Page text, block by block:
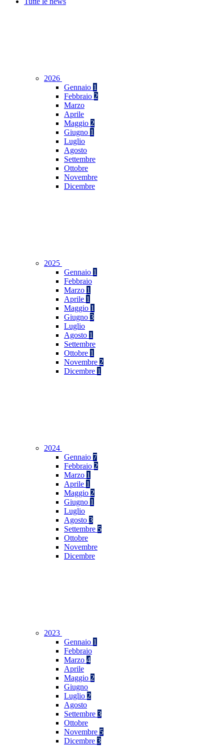
2026
Gennaio 1
Febbraio 2
Marzo
Aprile
Maggio 2
Giugno 1
Luglio
Agosto
Settembre
Ottobre
Novembre
Dicembre
2025
Gennaio 1
Febbraio
Marzo 1
Aprile 1
Maggio 1
Giugno 3
Luglio
Agosto 1
Settembre
Ottobre 1
Novembre 2
Dicembre 1
2024
Gennaio 7
Febbraio 2
Marzo 1
Aprile 1
Maggio 2
Giugno 1
Luglio
Agosto 3
Settembre 5
Ottobre
Novembre
Dicembre
2023
Gennaio 1
Febbraio
Marzo 4
Aprile
Maggio 2
Giugno
Luglio 2
Agosto
Settembre 3
Ottobre
Novembre 5
Dicembre 3